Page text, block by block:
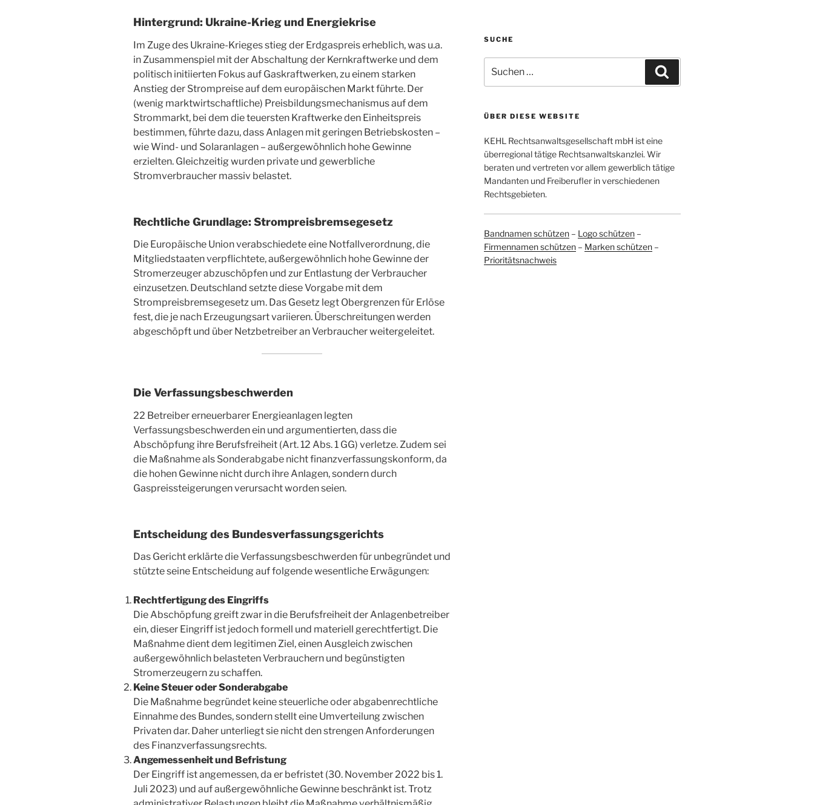
Hintergrund: Ukraine-Krieg und Energiekrise
Im Zuge des Ukraine-Krieges stieg der Erdgaspreis erheblich, was u.a.
in Zusammenspiel mit der Abschaltung der Kernkraftwerke und dem
politisch initiierten Fokus auf Gaskraftwerken, zu einem starken
Anstieg der Strompreise auf dem europäischen Markt führte. Der
(wenig marktwirtschaftliche) Preisbildungsmechanismus auf dem
Strommarkt, bei dem die teuersten Kraftwerke den Einheitspreis
bestimmen, führte dazu, dass Anlagen mit geringen Betriebskosten –
wie Wind- und Solaranlagen – außergewöhnlich hohe Gewinne
erzielten. Gleichzeitig wurden private und gewerbliche
Stromverbraucher massiv belastet.
Rechtliche Grundlage: Strompreisbremsegesetz
Die Europäische Union verabschiedete eine Notfallverordnung, die
Mitgliedstaaten verpflichtete, außergewöhnlich hohe Gewinne der
Stromerzeuger abzuschöpfen und zur Entlastung der Verbraucher
einzusetzen. Deutschland setzte diese Vorgabe mit dem
Strompreisbremsegesetz um. Das Gesetz legt Obergrenzen für Erlöse
fest, die je nach Erzeugungsart variieren. Überschreitungen werden
abgeschöpft und über Netzbetreiber an Verbraucher weitergeleitet.
Die Verfassungsbeschwerden
22 Betreiber erneuerbarer Energieanlagen legten
Verfassungsbeschwerden ein und argumentierten, dass die
Abschöpfung ihre Berufsfreiheit (Art. 12 Abs. 1 GG) verletze. Zudem sei
die Maßnahme als Sonderabgabe nicht finanzverfassungskonform, da
die hohen Gewinne nicht durch ihre Anlagen, sondern durch
Gaspreissteigerungen verursacht worden seien.
Entscheidung des Bundesverfassungsgerichts
Das Gericht erklärte die Verfassungsbeschwerden für unbegründet und
stützte seine Entscheidung auf folgende wesentliche Erwägungen:
Rechtfertigung des Eingriffs
Die Abschöpfung greift zwar in die Berufsfreiheit der Anlagenbetreiber
ein, dieser Eingriff ist jedoch formell und materiell gerechtfertigt. Die
Maßnahme dient dem legitimen Ziel, einen Ausgleich zwischen
außergewöhnlich belasteten Verbrauchern und begünstigten
Stromerzeugern zu schaffen.
Keine Steuer oder Sonderabgabe
Die Maßnahme begründet keine steuerliche oder abgabenrechtliche
Einnahme des Bundes, sondern stellt eine Umverteilung zwischen
Privaten dar. Daher unterliegt sie nicht den strengen Anforderungen
des Finanzverfassungsrechts.
Angemessenheit und Befristung
Der Eingriff ist angemessen, da er befristet (30. November 2022 bis 1.
Juli 2023) und auf außergewöhnliche Gewinne beschränkt ist. Trotz
SUCHE
nach:
ÜBER DIESE WEBSITE
KEHL Rechtsanwaltsgesellschaft mbH ist eine
überregional tätige Rechtsanwaltskanzlei. Wir
beraten und vertreten vor allem gewerblich tätige
Mandanten und Freiberufler in verschiedenen
Rechtsgebieten.
Bandnamen schützen– Logo schützen–
Firmennamen schützen– Marken schützen–
Prioritätsnachweis